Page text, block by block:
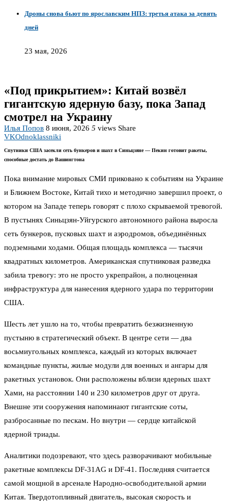
Дроны снова бьют по ярославским НПЗ: третья атака за девять
дней
23 мая, 2026
«Под прикрытием»: Китай возвёл
гигантскую ядерную базу, пока Запад
смотрел на Украину
Илья Попов 8 июня, 2026 5 views Share
VKOdnoklassniki
Спутники США засекли сеть бункеров и шахт в Синьцзяне — Пекин готовит ракеты,
способные достать до Вашингтона
Пока внимание мировых СМИ приковано к событиям на Украине
и Ближнем Востоке, Китай тихо и методично завершил проект, о
котором на Западе теперь говорят с плохо скрываемой тревогой.
В пустынях Синьцзян-Уйгурского автономного района выросла
сеть бункеров, пусковых шахт и аэродромов, объединённых
подземными ходами. Общая площадь комплекса — тысячи
квадратных километров. Американская спутниковая разведка
забила тревогу: это не просто укрепрайон, а полноценная
инфраструктура для нанесения ядерного удара по территории
США.
Шесть лет ушло на то, чтобы превратить безжизненную
пустыню в стратегический объект. В центре сети — два
восьмиугольных комплекса, каждый из которых включает
командные пункты, жилые модули для военных и ангары для
ракетных установок. Они расположены вблизи ядерных шахт
Хами, на расстоянии 140 и 230 километров друг от друга.
Внешне эти сооружения напоминают гигантские соты,
разбросанные по пескам. Но внутри — сердце китайской
ядерной триады.
Аналитики подозревают, что здесь разворачивают мобильные
ракетные комплексы DF-31AG и DF-41. Последняя считается
самой мощной в арсенале Народно-освободительной армии
Китая. Твердотопливный двигатель, высокая скорость и